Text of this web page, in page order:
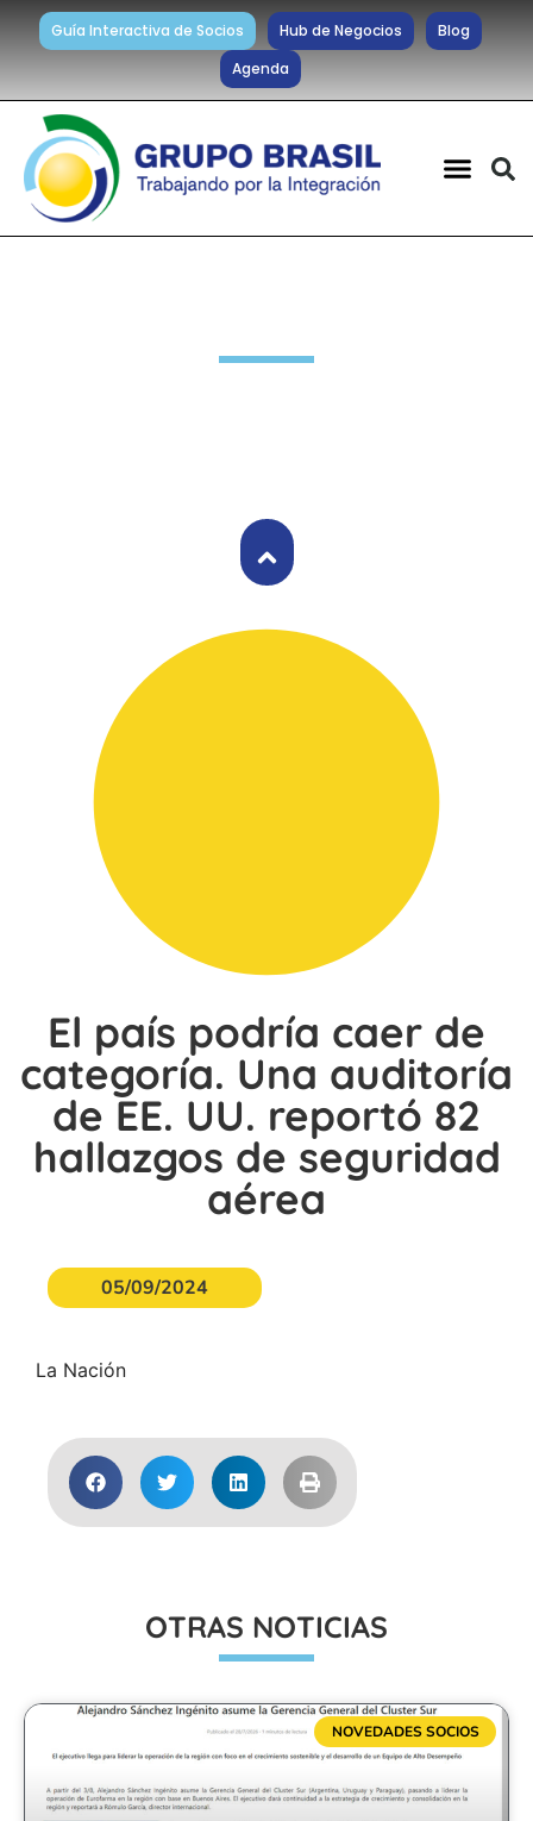
Guía Interactiva de Socios Hub de Negocios
Blog
Agenda
El país podría caer de
categoría. Una auditoría
de EE. UU. reportó 82
hallazgos de seguridad
aérea
05/09/2024
La Nación
OTRAS NOTICIAS
NOVEDADES SOCIOS